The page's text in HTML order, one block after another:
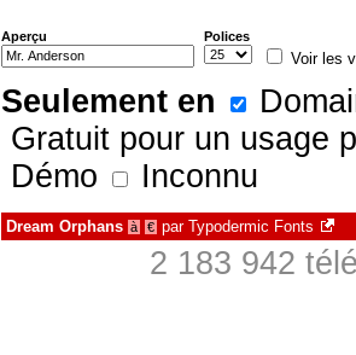
Aperçu Polices
Voir les
Seulement en
Gratuit pour un usage
Démo
Inconnu
Dream Orphans à € par Typodermic Fonts
2 183 942